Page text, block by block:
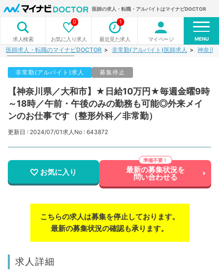
医師の求人・転職・アルバイトはマイナビDOCTOR
求人検索 お気に入り求人
0
最近見た求人
1
マイページ MENU
医師求人・転職のマイナビDOCTOR 非常勤(アルバイト)医師求人 神奈川
非常勤(アルバイト)求人 募集停止
【神奈川県／大和市】★日給10万円★毎週金曜9時
～18時／午前・午後のみの勤務も可能◎外来メイ
ンのお仕事です（整形外科／非常勤）
更新日 : 2024/07/01求人No : 643872
お気に入り 最新の募集状況を
問い合わせる
こちらの求人は募集を停止しております。
最新の募集状況の確認も承ります。
求人詳細